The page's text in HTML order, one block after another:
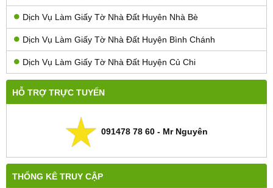
Dịch Vụ Làm Giấy Tờ Nhà Đất Huyên Nhà Bè
Dịch Vụ Làm Giấy Tờ Nhà Đất Huyện Bình Chánh
Dịch Vụ Làm Giấy Tờ Nhà Đất Huyện Củ Chi
HỖ TRỢ TRỰC TUYẾN
091478 78 60 - Mr Nguyên
THỐNG KÊ TRUY CẬP